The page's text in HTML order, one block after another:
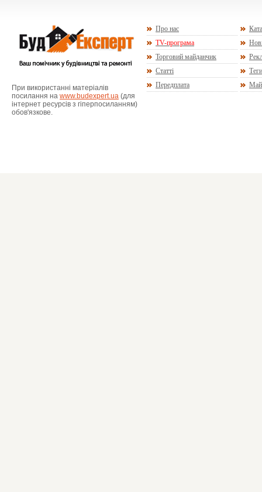
При використанні матеріалів
посилання на www.budexpert.ua (для
інтернет ресурсів з гіперпосиланням)
обов'язкове.
Про нас
TV-програма
Торговий майданчик
Статті
Теги
Передплата